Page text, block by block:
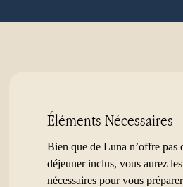
Éléments Nécessaires
Bien que de Luna n’offre pas
déjeuner inclus, vous aurez
nécessaires pour vous